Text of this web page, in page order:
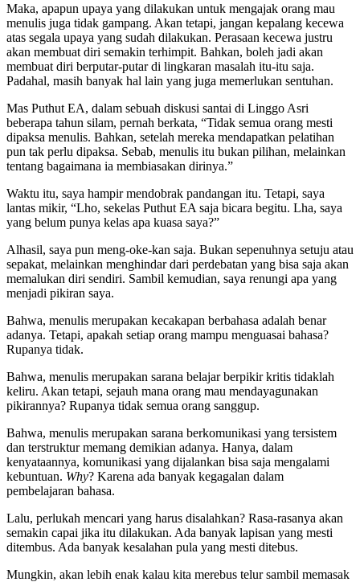
Maka, apapun upaya yang dilakukan untuk mengajak orang mau
menulis juga tidak gampang. Akan tetapi, jangan kepalang kecewa
atas segala upaya yang sudah dilakukan. Perasaan kecewa justru
akan membuat diri semakin terhimpit. Bahkan, boleh jadi akan
membuat diri berputar-putar di lingkaran masalah itu-itu saja.
Padahal, masih banyak hal lain yang juga memerlukan sentuhan.
Mas Puthut EA, dalam sebuah diskusi santai di Linggo Asri
beberapa tahun silam, pernah berkata, “Tidak semua orang mesti
dipaksa menulis. Bahkan, setelah mereka mendapatkan pelatihan
pun tak perlu dipaksa. Sebab, menulis itu bukan pilihan, melainkan
tentang bagaimana ia membiasakan dirinya.”
Waktu itu, saya hampir mendobrak pandangan itu. Tetapi, saya
lantas mikir, “Lho, sekelas Puthut EA saja bicara begitu. Lha, saya
yang belum punya kelas apa kuasa saya?”
Alhasil, saya pun meng-oke-kan saja. Bukan sepenuhnya setuju atau
sepakat, melainkan menghindar dari perdebatan yang bisa saja akan
memalukan diri sendiri. Sambil kemudian, saya renungi apa yang
menjadi pikiran saya.
Bahwa, menulis merupakan kecakapan berbahasa adalah benar
adanya. Tetapi, apakah setiap orang mampu menguasai bahasa?
Rupanya tidak.
Bahwa, menulis merupakan sarana belajar berpikir kritis tidaklah
keliru. Akan tetapi, sejauh mana orang mau mendayagunakan
pikirannya? Rupanya tidak semua orang sanggup.
Bahwa, menulis merupakan sarana berkomunikasi yang tersistem
dan terstruktur memang demikian adanya. Hanya, dalam
kenyataannya, komunikasi yang dijalankan bisa saja mengalami
kebuntuan. Why? Karena ada banyak kegagalan dalam
pembelajaran bahasa.
Lalu, perlukah mencari yang harus disalahkan? Rasa-rasanya akan
semakin capai jika itu dilakukan. Ada banyak lapisan yang mesti
ditembus. Ada banyak kesalahan pula yang mesti ditebus.
Mungkin, akan lebih enak kalau kita merebus telur sambil memasak